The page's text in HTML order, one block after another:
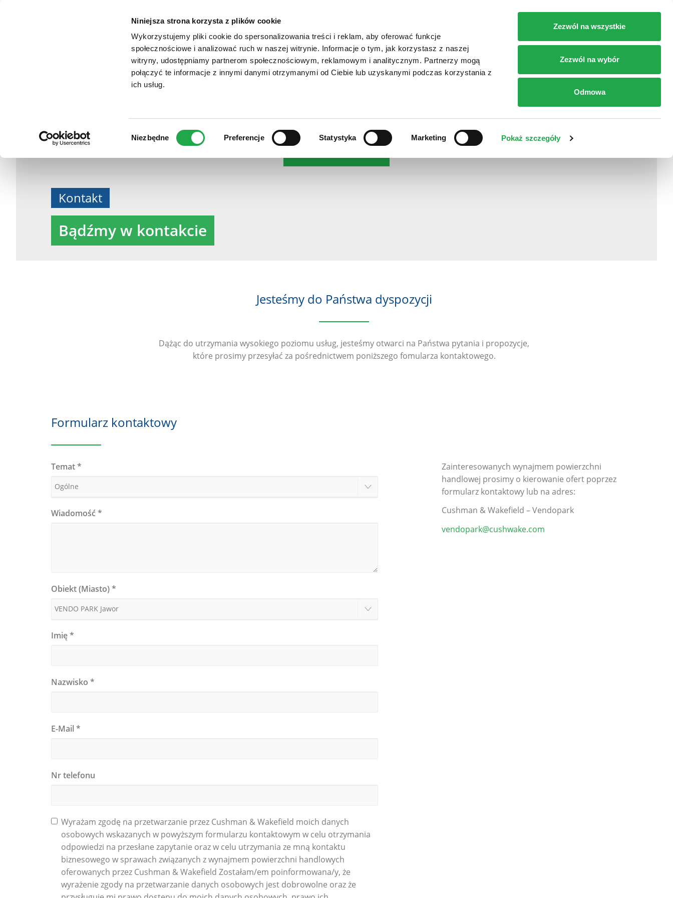
Niniejsza strona korzysta z plików cookie
Wykorzystujemy pliki cookie do spersonalizowania treści i reklam, aby oferować funkcje
społecznościowe i analizować ruch w naszej witrynie. Informacje o tym, jak korzystasz z naszej
witryny, udostępniamy partnerom społecznościowym, reklamowym i analitycznym. Partnerzy mogą
połączyć te informacje z innymi danymi otrzymanymi od Ciebie lub uzyskanymi podczas korzystania z
ich usług.
Niezbędne Preferencje Statystyka Marketing Pokaż szczegóły
Zezwól na wszystkie
Zezwól na wybór
Odmowa
VENDO PARK JAWOR
Please accept statistics cookies to load the map.
Kontakt
Bądźmy w kontakcie
Jesteśmy do Państwa dyspozycji
Dążąc do utrzymania wysokiego poziomu usług, jesteśmy otwarci na Państwa pytania i propozycje,
które prosimy przesyłać za pośrednictwem poniższego fomularza kontaktowego.
Formularz kontaktowy
Temat*
Wiadomość*
Obiekt (Miasto)*
Imię*
Nazwisko *
E-Mail *
Nr telefonu
Wyrażam zgodę na przetwarzanie przez Cushman & Wakefield moich danych
osobowych wskazanych w powyższym formularzu kontaktowym w celu otrzymania
odpowiedzi na przesłane zapytanie oraz w celu utrzymania ze mną kontaktu
biznesowego w sprawach związanych z wynajmem powierzchni handlowych
oferowanych przez Cushman & Wakefield Zostałam/em poinformowana/y, że
wyrażenie zgody na przetwarzanie danych osobowych jest dobrowolne oraz że
Zainteresowanych wynajmem powierzchni
handlowej prosimy o kierowanie ofert poprzez
formularz kontaktowy lub na adres:
Cushman & Wakefield – Vendopark
vendopark@cushwake.com